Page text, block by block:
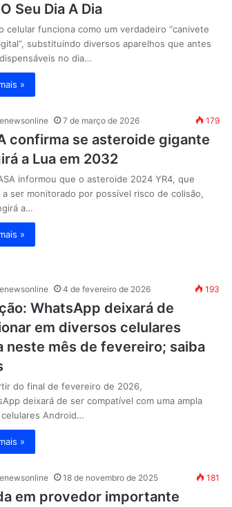
Seu Dia A Dia
celular funciona como um verdadeiro “canivete
substituindo diversos aparelhos que antes
no dia…
»
7 de março de 2026 179
confirma se asteroide gigante
a Lua em 2032
informou que o asteroide 2024 YR4, que
ser monitorado por possível risco de colisão,
a…
»
4 de fevereiro de 2026 193
WhatsApp deixará de
em diversos celulares
neste mês de fevereiro; saiba
do final de fevereiro de 2026,
deixará de ser compatível com uma ampla
Android…
»
18 de novembro de 2025 181
em provedor importante